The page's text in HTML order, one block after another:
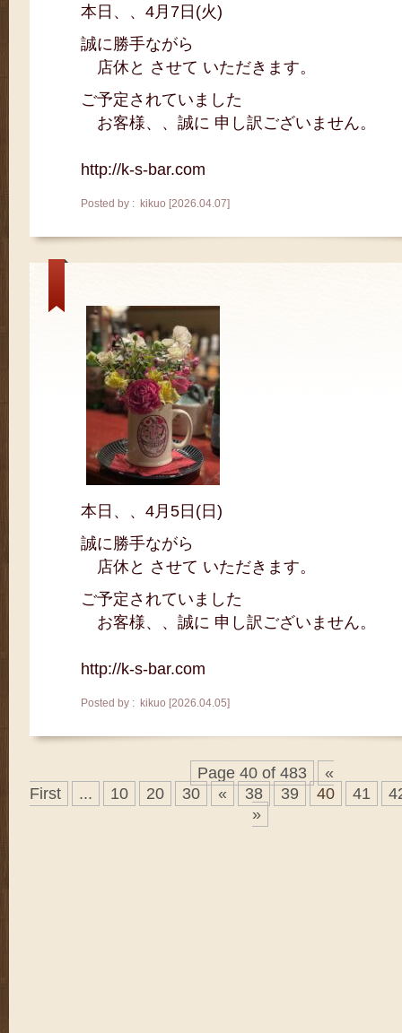
本日、、4月7日(火)
誠に勝手ながら
店休と させて いただきます。
ご予定されていました
お客様、、誠に 申し訳ございません。
http://k-s-bar.com
Posted by : kikuo [2026.04.07]
本日、、4月5日(日)
誠に勝手ながら
店休と させて いただきます。
ご予定されていました
お客様、、誠に 申し訳ございません。
http://k-s-bar.com
Posted by : kikuo [2026.04.05]
Page 40 of 483
«
First
... 10 20 30 « 38 39 40 41
»